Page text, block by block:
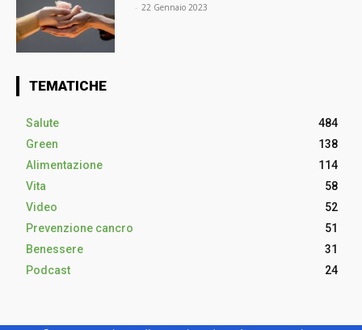
- 22 Gennaio 2023
TEMATICHE
Salute
484
Green
138
Alimentazione
114
Vita
58
Video
52
Prevenzione cancro
51
Benessere
31
Podcast
24